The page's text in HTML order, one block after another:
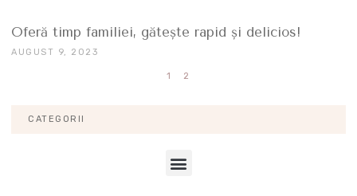
Oferă timp familiei, gătește rapid și delicios!
AUGUST 9, 2023
1 2
CATEGORII